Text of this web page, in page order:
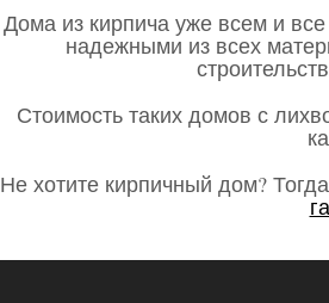
Дома из кирпича уже всем и
надежными из всех
Стоимость таких домов с
Не хотите кирпичный дом?